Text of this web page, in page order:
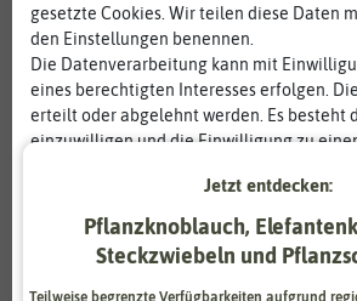
gesetzte Cookies. Wir teilen diese Daten
den Einstellungen benennen.
Die Datenverarbeitung kann mit
eines berechtigten Interesses erfolgen.
erteilt oder abgelehnt werden. Es besteht
einzuwilligen und die Einwilligung zu
Informationen zur Verwendung
den Diensten erklären wir in unserer
Jetzt entdecken:
Pflanzknoblauch,
Steckzwiebeln und
Teilweise begrenzte Verfügbarkeiten aufgrund